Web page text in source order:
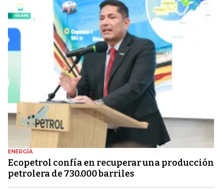
ENERGÍA
Ecopetrol confía en recuperar una producción
petrolera de 730.000 barriles